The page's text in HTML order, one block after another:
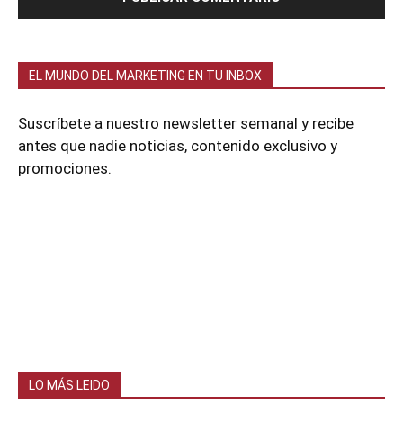
EL MUNDO DEL MARKETING EN TU INBOX
Suscríbete a nuestro newsletter semanal y recibe
antes que nadie noticias, contenido exclusivo y
promociones.
LO MÁS LEIDO